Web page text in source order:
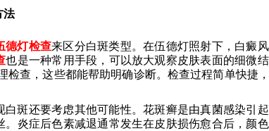
法
德灯检查来区分白斑类型。在伍德灯照射下，白癜
也是一种常用手段，可以放大观察皮肤表面的细微
检查，这些都能帮助明确诊断。检查过程简单快捷
白斑还要考虑其他可能性。花斑癣是由真菌感染引
炎症后色素减退通常发生在皮肤损伤愈合后，颜